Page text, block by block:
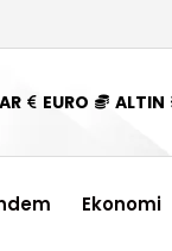
EURO ALTIN
Ekonomi